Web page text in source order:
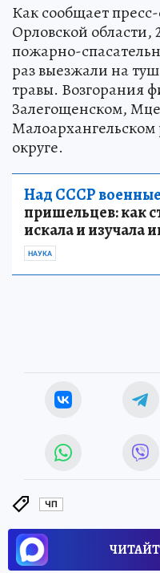
Как сообщает
Орловской области,
пожарно-
раз выезжали на
травы. Возгорания
Залегощенском,
округе.
Над СССР военные
пришельцев: как
искала и изучала
НАУКА
ЧП